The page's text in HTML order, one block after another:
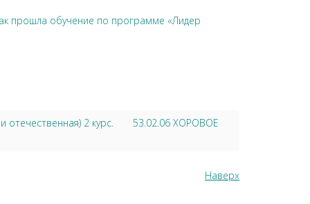
прошла обучение по программе «Лидер
2 курс. 53.02.06 ХОРОВОЕ
Наверх